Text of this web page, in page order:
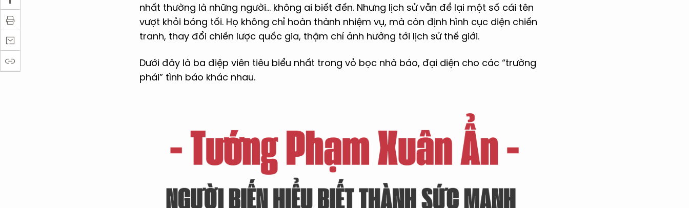
nhất thường là những người… không ai biết đến. Nhưng lịch sử vẫn để lại một số cái tên
vượt khỏi bóng tối. Họ không chỉ hoàn thành nhiệm vụ, mà còn định hình cục diện chiến
tranh, thay đổi chiến lược quốc gia, thậm chí ảnh hưởng tới lịch sử thế giới.
Dưới đây là ba điệp viên tiêu biểu nhất trong vỏ bọc nhà báo, đại diện cho các “trường
phái” tình báo khác nhau.